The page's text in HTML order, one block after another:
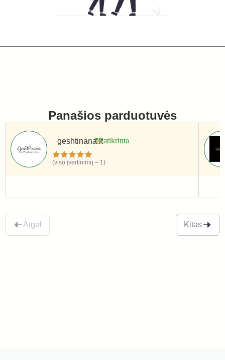
Panašios parduotuvės
geshtinana.lt
(viso įvertinimų – 1)
Atgal Kitas